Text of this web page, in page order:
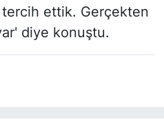
ettik. Gerçekten
diye konuştu.